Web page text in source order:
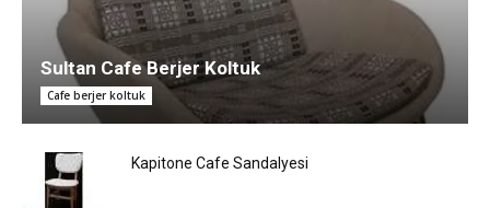
Sultan Cafe Berjer Koltuk
Cafe berjer koltuk
Kapitone Cafe Sandalyesi